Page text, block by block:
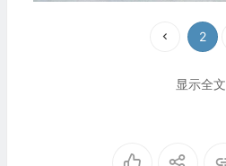
2
显示全文